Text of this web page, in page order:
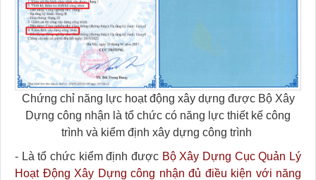
Chứng chỉ năng lực hoạt động xây dựng được Bộ Xây
Dựng công nhận là tổ chức có năng lực thiết kế công
trình và kiểm định xây dựng công trình
- Là tổ chức kiểm định được Bộ Xây Dựng Cục Quản Lý
Hoạt Động Xây Dựng công nhận đủ điều kiện với năng